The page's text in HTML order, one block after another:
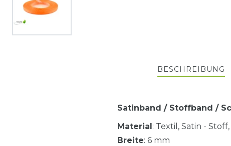
BESCHREIBUNG
Satinband / Stoffband /
Material : Textil, Satin -
Breite: 6 mm